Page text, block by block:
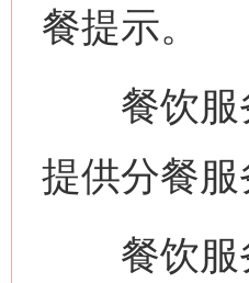
餐提示。
餐饮服务
提供分餐服
餐饮服务